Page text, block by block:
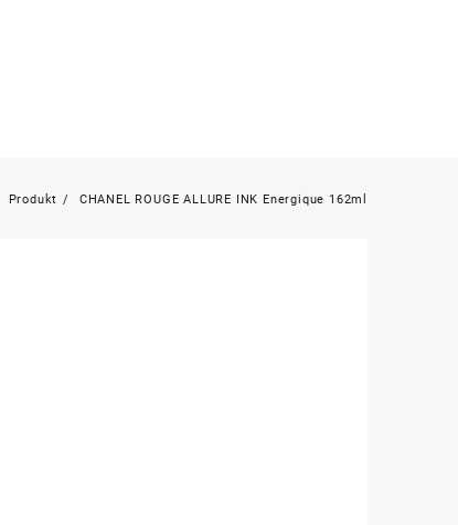
Produkt CHANEL ROUGE ALLURE INK Energique 162ml